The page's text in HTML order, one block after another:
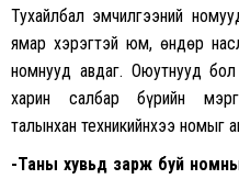
Тухайлбал эмчилгээний
ямар хэрэгтэй юм, өндөр
номнууд авдаг. Оюутнууд
харин салбар бүрийн
талынхан техникийнхээ номыг
-Таны хувьд зарж буй